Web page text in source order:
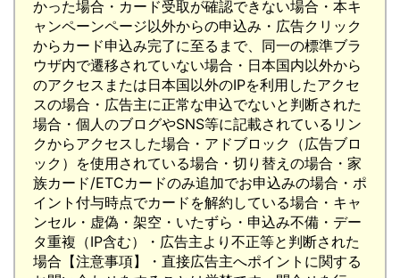
かった場合・カード受取が確認できない場合・本キ
ャンペーンページ以外からの申込み・広告クリック
からカード申込み完了に至るまで、同一の標準ブラ
ウザ内で遷移されていない場合・日本国内以外から
のアクセスまたは日本国以外のIPを利用したアクセ
スの場合・広告主に正常な申込でないと判断された
場合・個人のブログやSNS等に記載されているリン
クからアクセスした場合・アドブロック（広告ブロ
ック）を使用されている場合・切り替えの場合・家
族カード/ETCカードのみ追加でお申込みの場合・ポ
イント付与時点でカードを解約している場合・キャ
ンセル・虚偽・架空・いたずら・申込み不備・デー
タ重複（IP含む）・広告主より不正等と判断された
場合【注意事項】・直接広告主へポイントに関する